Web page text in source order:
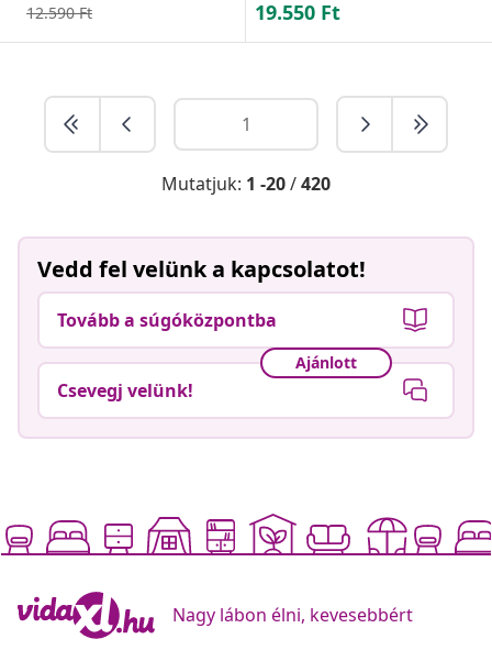
12.590 Ft 19.550 Ft
Mutatjuk: 1 -20/420
Vedd fel velünk a kapcsolatot!
Tovább a súgóközpontba
Ajánlott
Csevegj velünk!
Nagy lábon élni, kevesebbért